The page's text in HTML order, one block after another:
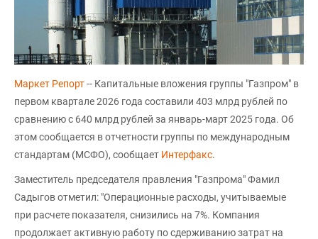
Маркет Репорт-- Капитальные вложения группы "Газпром" в
первом квартале 2026 года составили 403 млрд рублей по
сравнению с 640 млрд рублей за январь-март 2025 года. Об
этом сообщается в отчетности группы по международным
стандартам (МСФО), сообщает Интерфакс.
Заместитель председателя правления "Газпрома" Фамил
Садыгов отметил: "Операционные расходы, учитываемые
при расчете показателя, снизились на 7%. Компания
продолжает активную работу по сдерживанию затрат на